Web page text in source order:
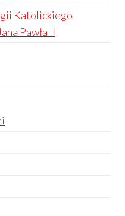
Katolickiego
Pawła II